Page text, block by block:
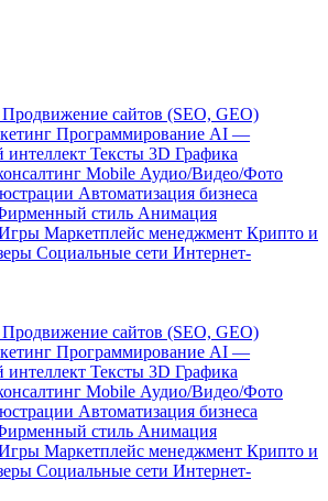
Продвижение сайтов (SEO, GEO)
Программирование AI —
интеллект Тексты 3D Графика
Mobile Аудио/Видео/Фото
Автоматизация бизнеса
стиль Анимация
Маркетплейс менеджмент Крипто и
Социальные сети Интернет-
Продвижение сайтов (SEO, GEO)
Программирование AI —
интеллект Тексты 3D Графика
Mobile Аудио/Видео/Фото
Автоматизация бизнеса
стиль Анимация
Маркетплейс менеджмент Крипто и
Социальные сети Интернет-